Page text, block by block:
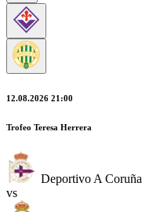
12.08.2026 21:00
Trofeo Teresa Herrera
Deportivo A Coruña
vs